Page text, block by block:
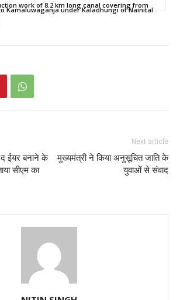
work of 8.2 km long canal covering from
Kamaluwaganja under Kaladhungi of Nainital
ईयर बनाने के
सीएम का
Next article
मुख्यमंत्री ने किया अनुसूचित जाति के
युवाओं से संवाद